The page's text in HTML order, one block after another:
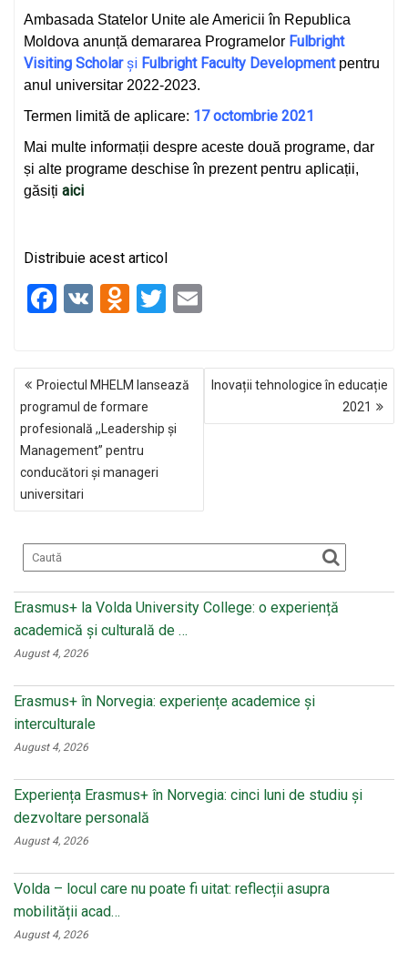
Ambasada Statelor Unite ale Americii în Republica
Moldova anunță demararea Programelor Fulbright
Visiting Scholarși Fulbright Faculty Developmentpentru
anul universitar 2022-2023.
Termen limită de aplicare: 17 octombrie 2021
Mai multe informații despre aceste două programe, dar
și alte programe deschise în prezent pentru aplicații,
găsiți aici
Distribuie acest articol
F
b
o
o
k
V
O
o
kl
a
ss
ni
T
er
NAVIGARE
ÎN
ARTICOLE
Proiectul MHELM lansează
programul de formare
profesională ,,Leadership și
Management” pentru
conducători și manageri
universitari
Inovații tehnologice în educație
2021
Erasmus+ la Volda University College: o experiență
academică și culturală de …
August 4, 2026
Erasmus+ în Norvegia: experiențe academice și
interculturale
August 4, 2026
Experiența Erasmus+ în Norvegia: cinci luni de studiu și
dezvoltare personală
August 4, 2026
Volda – locul care nu poate fi uitat: reflecții asupra
mobilității acad…
August 4, 2026